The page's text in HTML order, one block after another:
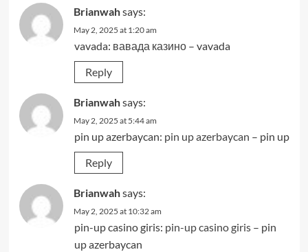
Brianwahsays:
May 2, 2025 at 1:20 am
vavada: вавада казино– vavada
Reply
Brianwahsays:
May 2, 2025 at 5:44 am
pin up azerbaycan: pin up azerbaycan – pin up
Reply
Brianwahsays:
May 2, 2025 at 10:32 am
pin-up casino giris: pin-up casino giris– pin
up azerbaycan